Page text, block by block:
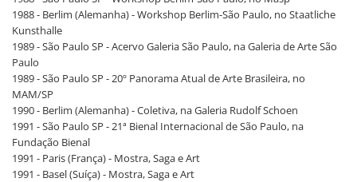
1988 - Berlim (Alemanha) - Workshop Berlim-São Paulo, no Staatliche
Kunsthalle
1989 - São Paulo SP - Acervo Galeria São Paulo, na Galeria de Arte São
Paulo
1989 - São Paulo SP - 20º Panorama Atual de Arte Brasileira, no
MAM/SP
1990 - Berlim (Alemanha) - Coletiva, na Galeria Rudolf Schoen
1991 - São Paulo SP - 21ª Bienal Internacional de São Paulo, na
Fundação Bienal
1991 - Paris (França) - Mostra, Saga e Art
1991 - Basel (Suíça) - Mostra, Saga e Art